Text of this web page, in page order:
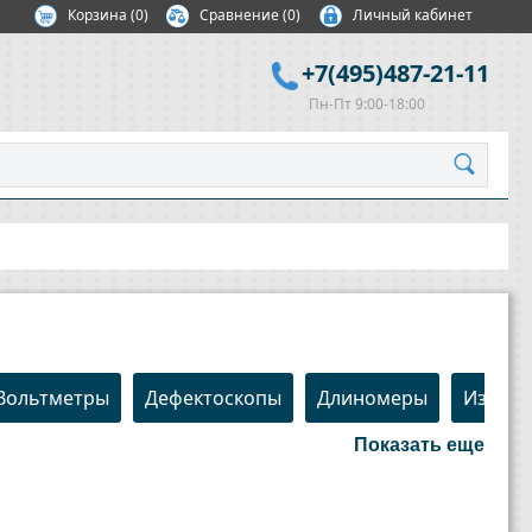
Корзина (0) Сравнение(0) Личный кабинет
+7(495)487-21-11
Пн-Пт 9:00-18:00
Дефектоскопы Длиномеры
Показать еще